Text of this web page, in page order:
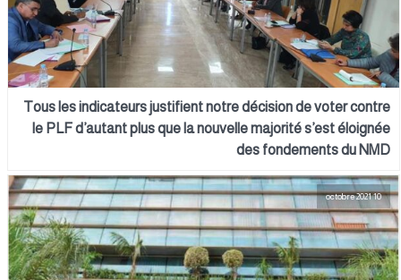
Tous les indicateurs justifient notre décision de voter contre
le PLF d’autant plus que la nouvelle majorité s’est éloignée
des fondements du NMD
10 octobre 2021